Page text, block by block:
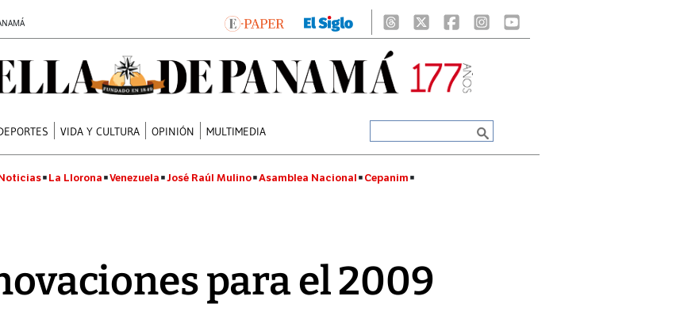
VIDA Y CULTURA OPINIÓN MULTIMEDIA
La Llorona Venezuela José Raúl Mulino Asamblea Nacional Cepanim
para el 2009